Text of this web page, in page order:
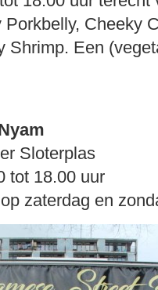
Cheeky
Shrimp. Een
Sloterplas
tot 18.00 uur
zaterdag en